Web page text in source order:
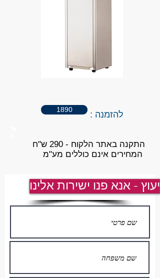
1890 : להזמנה
התקנה באתר הלקוח - 290 ש"ח
- אנא פנו ישירות אלינו